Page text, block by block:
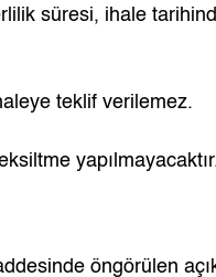
süresi, ihale
teklif verilemez.
öngörülen